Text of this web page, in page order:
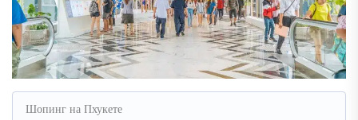
Шопинг на Пхукете